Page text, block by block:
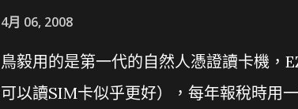
4月 06, 2008
鳥毅用的是第一代的自然人憑證讀卡機，
可以讀SIM卡似乎更好），每年報稅時用